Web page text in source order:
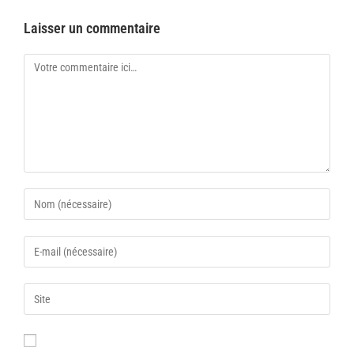
Laisser un commentaire